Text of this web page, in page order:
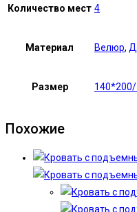
Количество мест 4
Материал Велюр,
Размер
Похожие